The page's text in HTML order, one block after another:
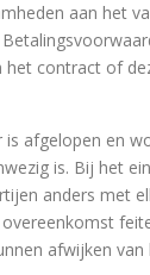
aan het
contract of
afgelopen en
is. Bij het
anders met
afwijken